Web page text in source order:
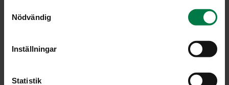
Nödvändig
Inställningar
Statistik
Luokka:
ovovegetaariset ohjeet